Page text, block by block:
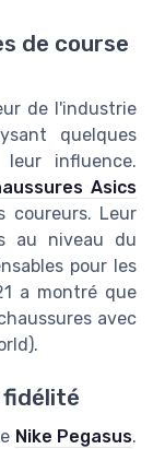
de course
de l'industrie
quelques
influence.
Asics
coureurs. Leur
au niveau du
pour les
a montré que
avec
fidélité
Nike Pegasus.